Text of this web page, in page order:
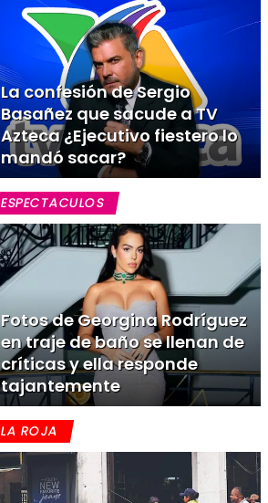
La confesión de Sergio
Basañez que sacude a TV
Azteca ¿Ejecutivo fiestero lo
mandó sacar?
ESPECTACULOS
Fotos de Georgina Rodríguez
en traje de baño se llenan de
críticas y ella responde
tajantemente
LA ROJA